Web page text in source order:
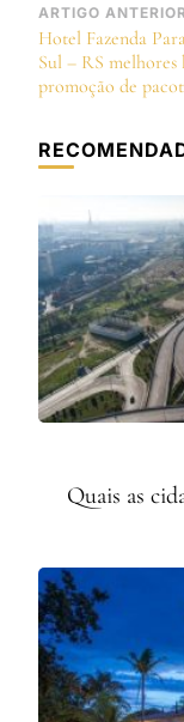
de
post
ARTIGO
Hotel Fazenda
Sul – RS melhores
promoção de
Quais as